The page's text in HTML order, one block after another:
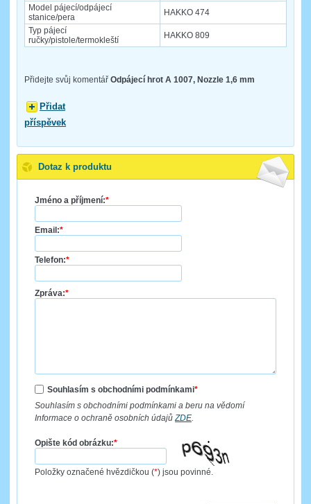
Model pájecí/odpájecí
stanice/pera
HAKKO 474
Typ pájecí
ručky/pistole/termokleští
HAKKO 809
Přidejte svůj komentář Odpájecí hrot A 1007, Nozzle 1,6 mm
Přidat
příspěvek
Dotaz k produktu
Jméno a příjmení:*
Email:*
Telefon:*
Zpráva:*
Souhlasím s obchodními podmínkami*
Souhlasím s obchodními podmínkami a beru na vědomí
Informace o ochraně osobních údajůZDE.
Opište kód obrázku:*
Položky označené hvězdičkou (*) jsou povinné.